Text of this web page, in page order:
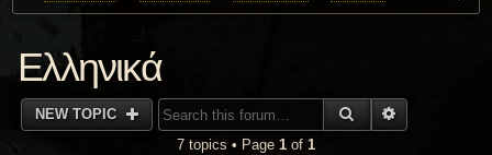
Ελληνικά
NEW TOPIC SEARCH
7 topics • Page 1 of 1